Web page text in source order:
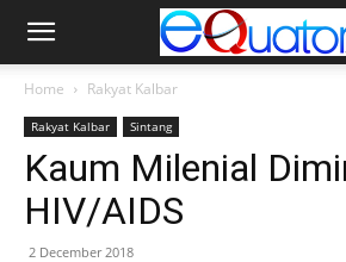
Home Rakyat Kalbar
Rakyat Kalbar Sintang
Kaum Milenial
HIV/AIDS
2 December 2018